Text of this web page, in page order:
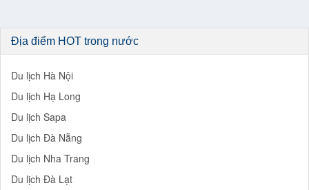
Địa điểm HOT trong nước
Du lịch Hà Nội
Du lịch Hạ Long
Du lịch Sapa
Du lịch Đà Nẵng
Du lịch Nha Trang
Du lịch Đà Lạt